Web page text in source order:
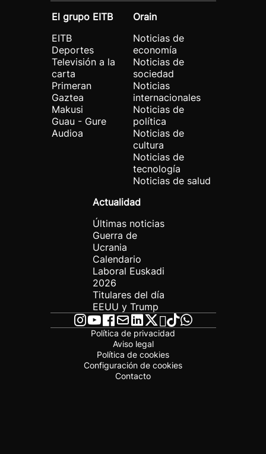
El grupo EITB
EITB
Deportes
Televisión a la
carta
Primeran
Gaztea
Makusi
Guau - Gure
Audioa
Orain
Noticias de
economía
Noticias de
sociedad
Noticias
internacionales
Noticias de
política
Noticias de
cultura
Noticias de
tecnología
Noticias de salud
Actualidad
Últimas noticias
Guerra de
Ucrania
Calendario
Laboral Euskadi
2026
Titulares del día
EEUU y Trump
Política de privacidad
Aviso legal
Política de cookies
Configuración de cookies
Contacto